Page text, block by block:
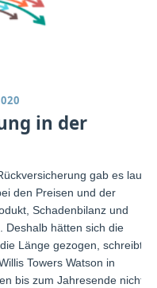
in der
gab es laut
den Preisen und der
Schadenbilanz und
Deshalb hätten sich die
Länge gezogen, schreibt
Towers Watson in
bis zum Jahresende nicht